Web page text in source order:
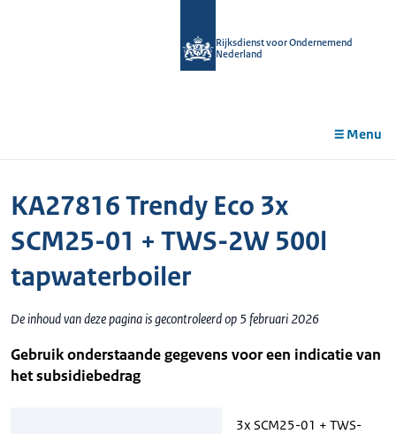
Rijksdienst voor Ondernemend
Nederland
Menu
KA27816 Trendy Eco 3x
SCM25-01 + TWS-2W 500l
tapwaterboiler
De inhoud van deze pagina is gecontroleerd op 5 februari 2026
Gebruik onderstaande gegevens voor een indicatie van
het subsidiebedrag
3x SCM25-01 + TWS-